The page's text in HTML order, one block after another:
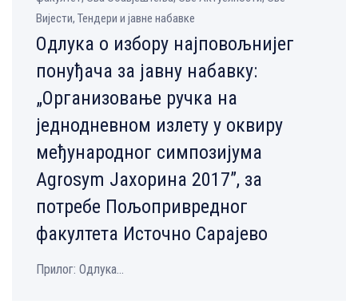
Вијести, Тендери и јавне набавке
Одлука о избору најповољнијег
понуђача за јавну набавку:
„Oрганизовање ручка на
једнодневном излету у оквиру
међународног симпозијума
Agrosym Јахорина 2017”, за
потребе Пољопривредног
факултета Источно Сарајево
Прилог: Одлука...